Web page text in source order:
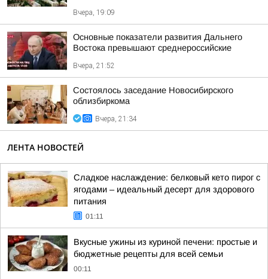
Вчера, 19:09
Основные показатели развития Дальнего
Востока превышают среднероссийские
Вчера, 21:52
Состоялось заседание Новосибирского
облизбиркома
Вчера, 21:34
ЛЕНТА НОВОСТЕЙ
Сладкое наслаждение: белковый кето пирог с
ягодами – идеальный десерт для здорового
питания
01:11
Вкусные ужины из куриной печени: простые и
бюджетные рецепты для всей семьи
00:11